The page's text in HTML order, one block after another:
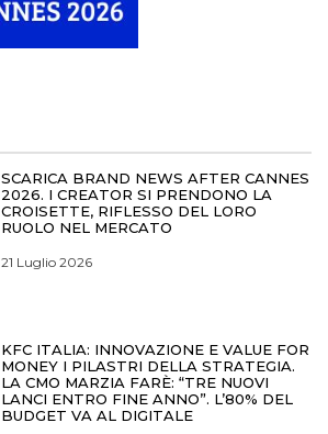
SCARICA BRAND NEWS AFTER CANNES
2026. I CREATOR SI PRENDONO LA
CROISETTE, RIFLESSO DEL LORO
RUOLO NEL MERCATO
21 Luglio 2026
KFC ITALIA: INNOVAZIONE E VALUE FOR
MONEY I PILASTRI DELLA STRATEGIA.
LA CMO MARZIA FARÈ: “TRE NUOVI
LANCI ENTRO FINE ANNO”. L’80% DEL
BUDGET VA AL DIGITALE